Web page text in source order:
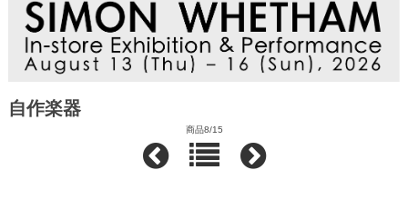
自作楽器
商品8/15